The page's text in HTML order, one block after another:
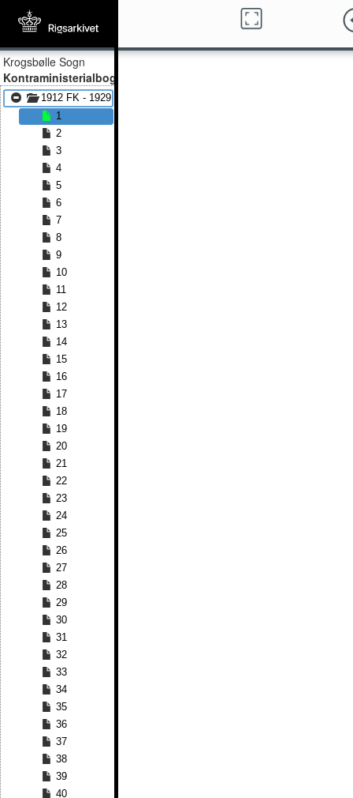
Krogsbølle Sogn
Kontraministerialbog
1912 FK - 1929 FK
1
2
3
4
5
6
7
8
9
10
11
12
13
14
15
16
17
18
19
20
21
22
23
24
25
26
27
28
29
30
31
32
33
34
35
36
37
38
39
40